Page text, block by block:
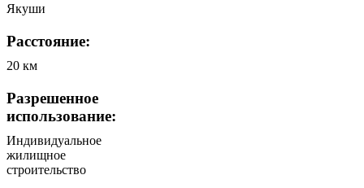
Якуши
Расстояние:
20 км
Разрешенное
использование:
Индивидуальное
жилищное
строительство